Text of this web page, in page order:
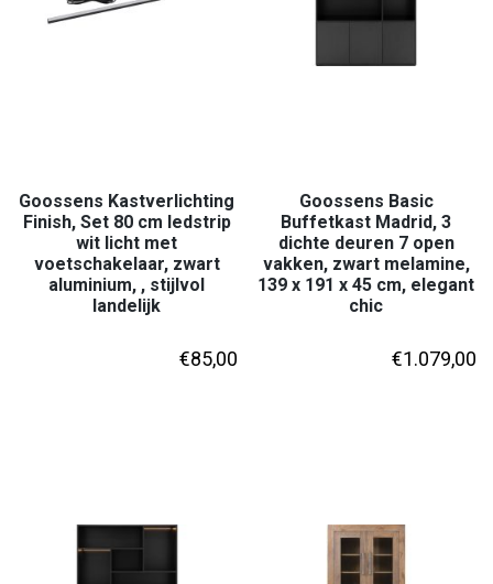
Goossens Kastverlichting
Finish, Set 80 cm ledstrip
wit licht met
voetschakelaar, zwart
aluminium, , stijlvol
landelijk
€85,00
Goossens Basic
Buffetkast Madrid, 3
dichte deuren 7 open
vakken, zwart melamine,
139 x 191 x 45 cm, elegant
chic
€1.079,00